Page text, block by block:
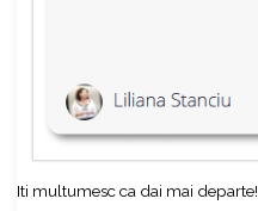
Iti multumesc ca dai mai departe!